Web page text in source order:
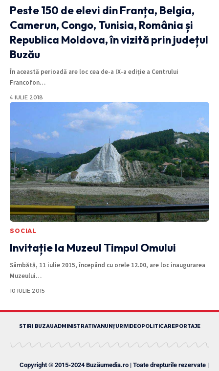
Peste 150 de elevi din Franța, Belgia,
Camerun, Congo, Tunisia, România și
Republica Moldova, în vizită prin județul
Buzău
În această perioadă are loc cea de-a IX-a ediție a Centrului
Francofon…
4 IULIE 2018
SOCIAL
Invitație la Muzeul Timpul Omului
Sâmbătă, 11 iulie 2015, începând cu orele 12.00, are loc inaugurarea
Muzeului…
10 IULIE 2015
STIRI BUZAUADMINISTRATIVANUNȚURIVIDEOPOLITICAREPORTAJE
Copyright © 2015-2024 Buzăumedia.ro | Toate drepturile rezervate |